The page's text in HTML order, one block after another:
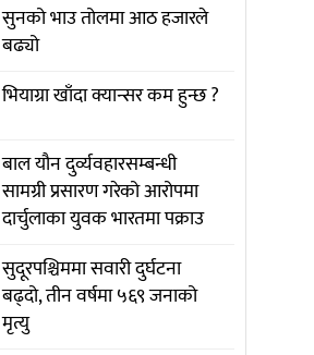
सुनको भाउ तोलमा आठ हजारले
बढ्यो
भियाग्रा खाँदा क्यान्सर कम हुन्छ ?
बाल यौन दुर्व्यवहारसम्बन्धी
सामग्री प्रसारण गरेको आरोपमा
दार्चुलाका युवक भारतमा पक्राउ
सुदूरपश्चिममा सवारी दुर्घटना
बढ्दो, तीन वर्षमा ५६९ जनाको
मृत्यु